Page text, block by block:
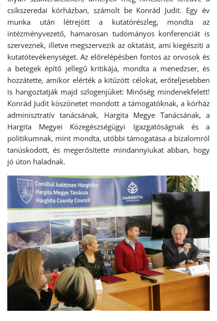
csíkszeredai kórházban, számolt be Konrád Judit. Egy év
munka után létrejött a kutatórészleg, mondta az
intézményvezető, hamarosan tudományos konferenciát is
szerveznek, illetve megszervezik az oktatást, ami kiegészíti a
kutatótevékenységet. Az előrelépésben fontos az orvosok és
a betegek építő jellegű kritikája, mondta a menedzser, és
hozzátette, amikor elérték a kitűzött célokat, erőteljesebben
is hangoztatják majd szlogenjüket: Minőség mindenekfelett!
Konrád Judit köszönetet mondott a támogatóknak, a kórház
adminisztratív tanácsának, Hargita Megye Tanácsának, a
Hargita Megyei Közegészségügyi Igazgatóságnak és a
politikumnak, mint mondta, utóbbi támogatása a bizalomról
tanúskodott, és megerősítette mindannyiukat abban, hogy
jó úton haladnak.